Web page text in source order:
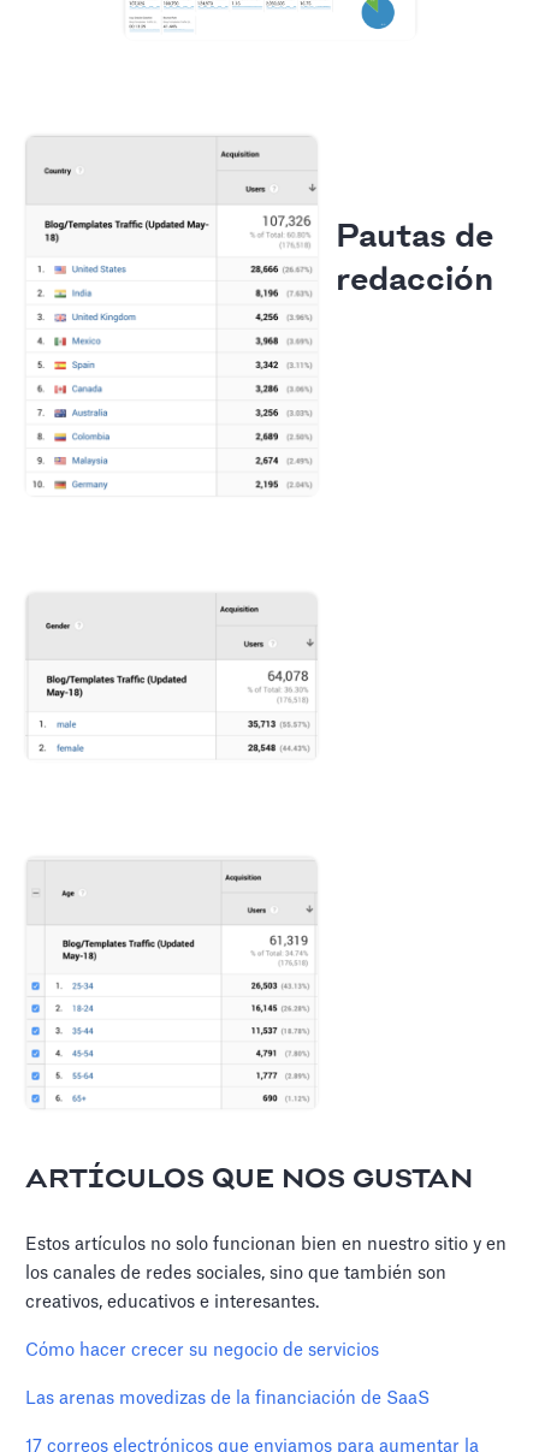
Pautas de
redacción
ARTÍCULOS QUE NOS GUSTAN
Estos artículos no solo funcionan bien en nuestro sitio y en
los canales de redes sociales, sino que también son
creativos, educativos e interesantes.
Cómo hacer crecer su negocio de servicios
Las arenas movedizas de la financiación de SaaS
17 correos electrónicos que enviamos para aumentar la